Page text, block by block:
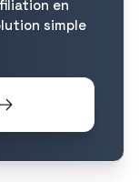
en
simple